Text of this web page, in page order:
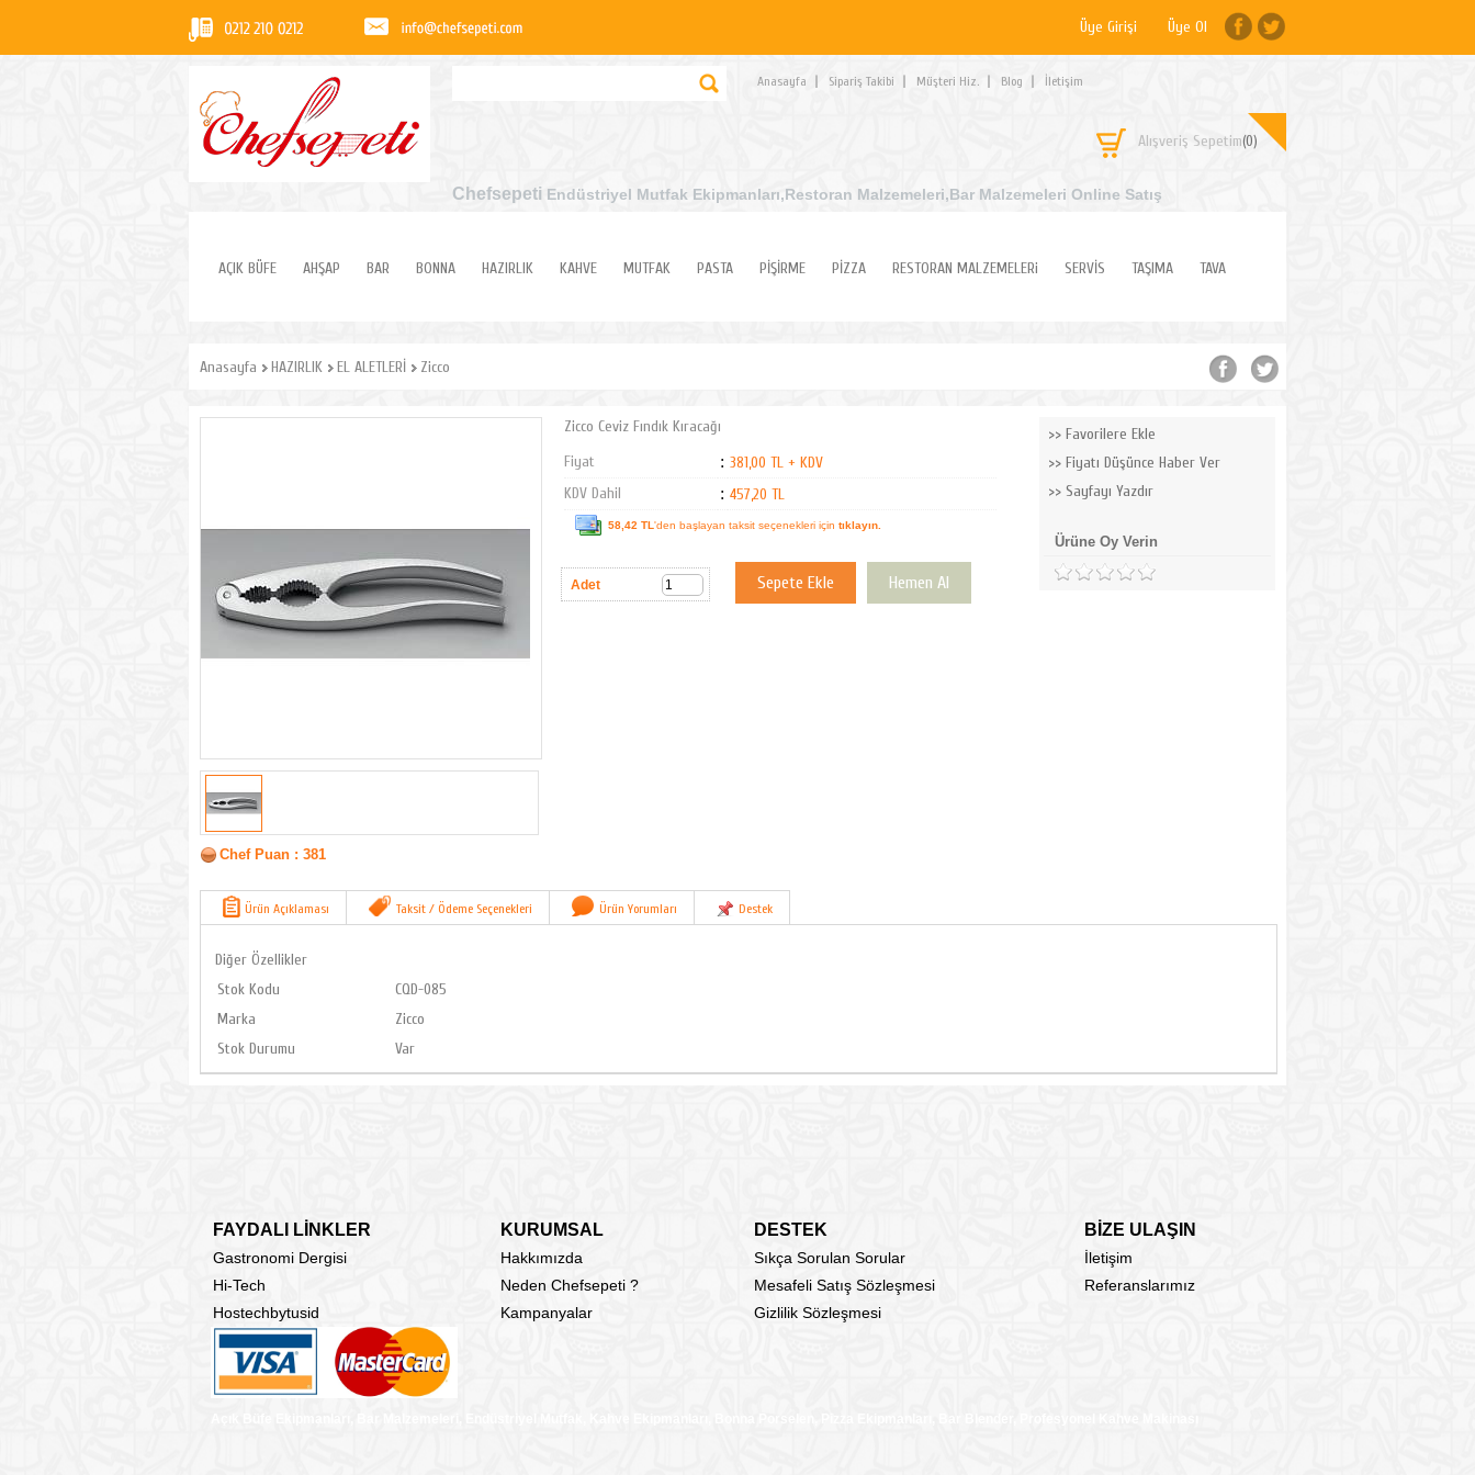
Üye Girişi Üye Ol
Anasayfa Sipariş Takibi Müşteri Hiz. Blog İletişim
Alışveriş Sepetim(0)
Chefsepeti Endüstriyel Mutfak Ekipmanları,Restoran Malzemeleri,Bar Malzemeleri Online Satış
AÇIK BÜFE AHŞAP BAR BONNA HAZIRLIK KAHVE MUTFAK PASTA PİŞİRME PİZZA RESTORAN MALZEMELERi SERVİS TAŞIMA TAVA
Anasayfa HAZIRLIK EL ALETLERİ Zicco
Chef Puan : 381
Zicco Ceviz Fındık Kıracağı
Fiyat
: 381,00 TL + KDV
KDV Dahil
: 457,20 TL
58,42 TL'den başlayan taksit seçenekleri için tıklayın.
Adet
Favorilere Ekle
Fiyatı Düşünce Haber Ver
Sayfayı Yazdır
Ürüne Oy Verin
Ürün Açıklaması Taksit / Ödeme Seçenekleri Ürün Yorumları Destek
Diğer Özellikler
Stok Kodu
CQD-085
Marka
Zicco
Stok Durumu
Var
FAYDALI LİNKLER KURUMSAL DESTEK BİZE ULAŞIN
Gastronomi Dergisi Hakkımızda Sıkça Sorulan Sorular
İletişim
Hi-Tech
Neden Chefsepeti ? Mesafeli Satış Sözleşmesi
Referanslarımız
Hostechbytusid
Kampanyalar Gizlilik Sözleşmesi